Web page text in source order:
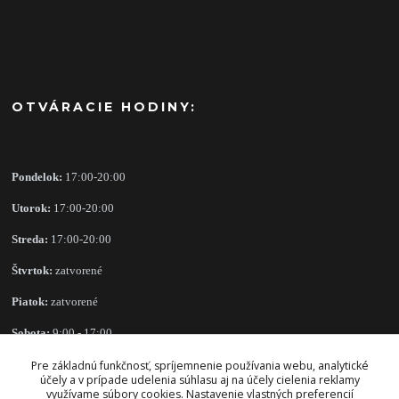
OTVÁRACIE HODINY:
Pondelok: 17:00-20:00
Utorok: 17:00-20:00
Streda: 17:00-20:00
Štvrtok: zatvorené
Piatok: zatvorené
Sobota:9:00 - 17:00
Nedeľa: zatvorené
Pre základnú funkčnosť, spríjemnenie používania webu, analytické
účely a v prípade udelenia súhlasu aj na účely cielenia reklamy
využívame súbory cookies. Nastavenie vlastných preferencií